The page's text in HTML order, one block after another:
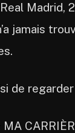
Madrid,
jamais
de
MA